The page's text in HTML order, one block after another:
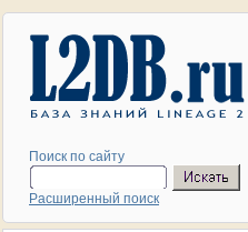
Поиск по сайту
Расширенный поиск